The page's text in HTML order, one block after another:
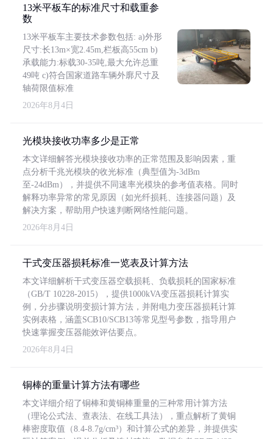
13米平板车的标准尺寸和载重参
数
13米平板车主要技术参数包括: a)外形
尺寸:长13m×宽2.45m,栏板高55cm b)
承载能力:标载30-35吨,最大允许总重
49吨 c)符合国家道路车辆外廓尺寸及
轴荷限值标准
2026年8月4日
光模块接收功率多少是正常
本文详细解答光模块接收功率的正常范围及影响因素，重
点分析千兆光模块的收光标准（典型值为-3dBm
至-24dBm），并提供不同速率光模块的参考值表格。同时
解释功率异常的常见原因（如光纤损耗、连接器问题）及
解决方案，帮助用户快速判断网络性能问题。
2026年8月4日
干式变压器损耗标准一览表及计算方法
本文详细解析干式变压器空载损耗、负载损耗的国家标准
（GB/T 10228-2015），提供1000kVA变压器损耗计算实
例，分步骤说明变损计算方法，并附电力变压器损耗计算
实例表格，涵盖SCB10/SCB13等常见型号参数，指导用户
快速掌握变压器能效评估要点。
2026年8月4日
铜棒的重量计算方法有哪些
本文详细介绍了铜棒和黄铜棒重量的三种常用计算方法
（理论公式法、查表法、在线工具法），重点解析了黄铜
棒密度取值（8.4-8.7g/cm³）和计算公式的差异，并提供实